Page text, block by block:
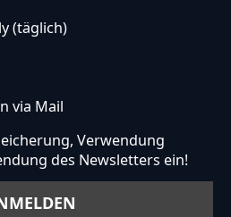
(täglich)
via Mail
Verwendung
des Newsletters ein!